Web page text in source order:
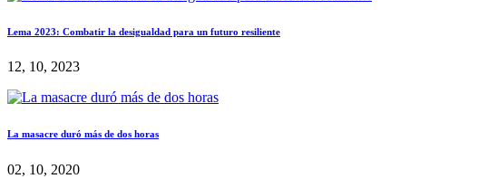
Lema 2023: Combatir la desigualdad para un futuro resiliente
12, 10, 2023
La masacre duró más de dos horas
02, 10, 2020